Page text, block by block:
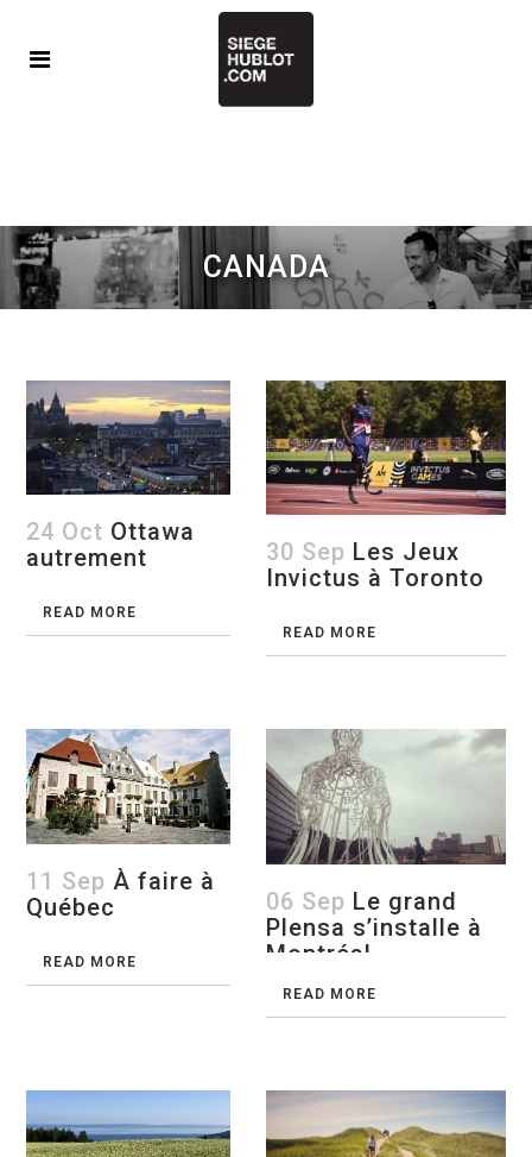
CANADA
24 Oct Ottawa
autrement
READ MORE
30 Sep Les Jeux
Invictus à Toronto
READ MORE
11 Sep À faire à
Québec
READ MORE
06 Sep Le grand
Plensa s’installe à
Montréal
READ MORE